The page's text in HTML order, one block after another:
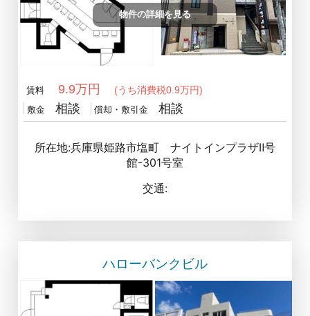
物件の詳細を見る
賃料 9.9万円 (うち消費税0.9万円)
敷金 相談 償却・敷引金 相談
所在地:兵庫県姫路市塩町 ナイトインプラザⅡ号
館-301号室
交通:
ハローバンクビル